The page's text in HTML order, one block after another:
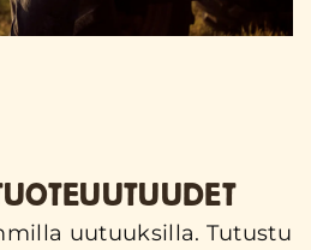
uutuuksilla. Tutustu